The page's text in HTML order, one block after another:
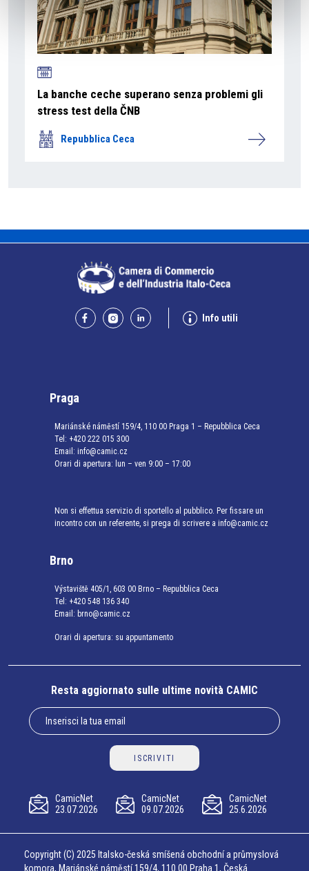
La banche ceche superano senza problemi gli
stress test della ČNB
Repubblica Ceca
Info utili
Praga
Mariánské náměstí 159/4, 110 00 Praga 1 – Repubblica Ceca
Tel: +420 222 015 300
Email: info@camic.cz
Orari di apertura: lun – ven 9:00 – 17:00
Non si effettua servizio di sportello al pubblico. Per fissare un
incontro con un referente, si prega di scrivere a info@camic.cz
Brno
Výstaviště 405/1, 603 00 Brno – Repubblica Ceca
Tel: +420 548 136 340
Email: brno@camic.cz
Orari di apertura: su appuntamento
Resta aggiornato sulle ultime novità CAMIC
ISCRIVITI
CamicNet
23.07.2026
CamicNet
09.07.2026
CamicNet
25.6.2026
Copyright (C) 2025 Italsko-česká smíšená obchodní a průmyslová
komora, Mariánské náměstí 159/4, 110 00 Praha 1, Česká